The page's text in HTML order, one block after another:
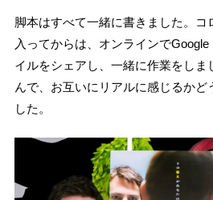
脚本はすべて一緒に書きました。コ
入ってからは、オンラインで
イルをシェアし、一緒に作業をしま
んで、お互いにリアルに感じるかど
した。